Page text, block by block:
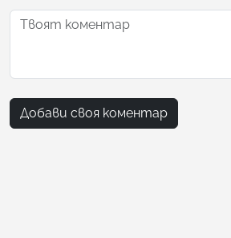
Добави своя коментар